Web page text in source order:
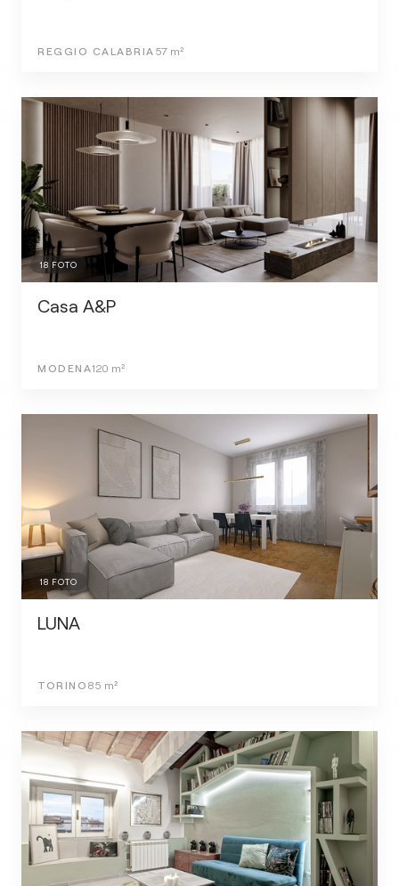
REGGIO CALABRIA 57m²
18 FOTO
Casa A&P
MODENA120 m²
18 FOTO
LUNA
TORINO 85 m²